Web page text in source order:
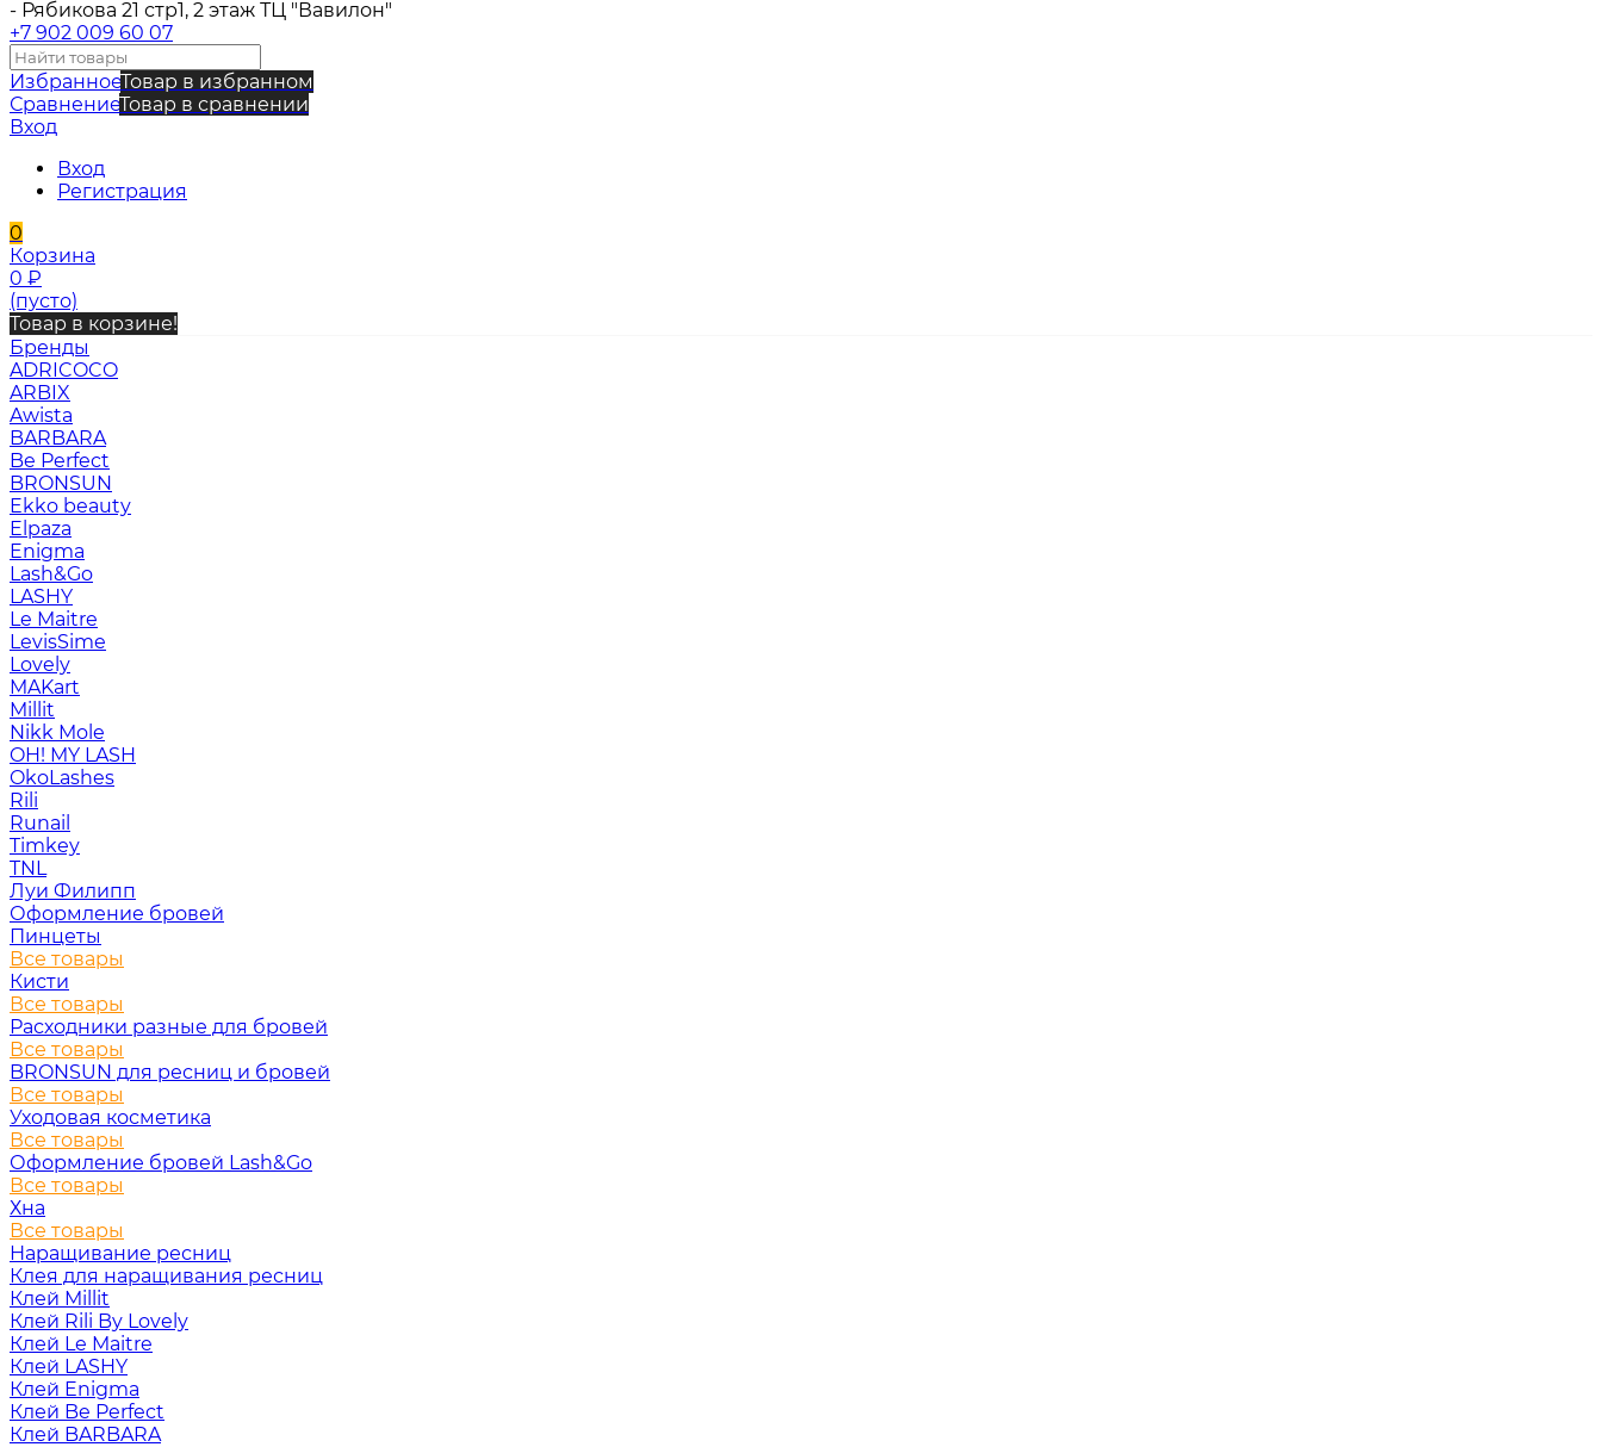
- Рябикова 21 стр1, 2 этаж ТЦ "Вавилон"
+7 902 009 60 07
ИзбранноеТовар в избранном
СравнениеТовар в сравнении
Вход
Вход
Регистрация
0
Корзина
0 ₽
(пусто)
Товар в корзине!
Бренды
ADRICOCO
ARBIX
Awista
BARBARA
Be Perfect
BRONSUN
Ekko beauty
Elpaza
Enigma
Lash&Go
LASHY
Le Maitre
LevisSime
Lovely
MAKart
Millit
Nikk Mole
OH! MY LASH
OkoLashes
Rili
Runail
Timkey
TNL
Луи Филипп
Оформление бровей
Пинцеты
Все товары
Кисти
Все товары
Расходники разные для бровей
Все товары
BRONSUN для ресниц и бровей
Все товары
Уходовая косметика
Все товары
Оформление бровей Lash&Go
Все товары
Хна
Все товары
Наращивание ресниц
Клея для наращивания ресниц
Клей Millit
Клей Rili By Lovely
Клей Le Maitre
Клей LASHY
Клей Enigma
Клей Be Perfect
Клей BARBARA